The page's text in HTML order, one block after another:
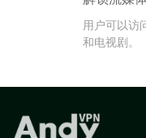
用户可以访
和电视剧。